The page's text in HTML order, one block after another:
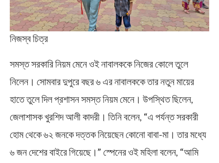
নিজস্ব চিত্র
সমস্ত সরকারি নিয়ম মেনে ওই নাবালককে নিজের কোলে তুলে
নিলেন। সোমবার দুপুরে বছর ৬ এর নাবালককে তার নতুন মায়ের
হাতে তুলে দিল প্রশাসন সমস্ত নিয়ম মেনে। উপস্থিত ছিলেন,
জেলাশাসক খুরশিদ আলী কাদরী। তিনি বলেন, “এ পর্যন্ত সরকারী
হোম থেকে ৬২ জনকে দত্তক নিয়েছেন কোনো বাবা-মা। তার মধ্যে
৬ জন দেশের বাইরে গিয়েছে।” স্পেনের ওই মহিলা বলেন, “আমি